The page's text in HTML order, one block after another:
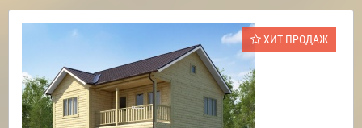
ХИТ ПРОДАЖ